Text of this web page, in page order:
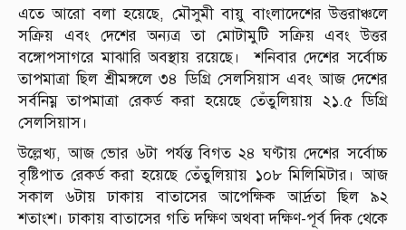
এতে আরো বলা হয়েছে, মৌসুমী বায়ু বাংলাদেশের উত্তরাঞ্চলে
সক্রিয় এবং দেশের অন্যত্র তা মোটামুটি সক্রিয় এবং উত্তর
বঙ্গোপসাগরে মাঝারি অবস্থায় রয়েছে। শনিবার দেশের সর্বোচ্চ
তাপমাত্রা ছিল শ্রীমঙ্গলে ৩৪ ডিগ্রি সেলসিয়াস এবং আজ দেশের
সর্বনিম্ন তাপমাত্রা রেকর্ড করা হয়েছে তেঁতুলিয়ায় ২১.৫ ডিগ্রি
সেলসিয়াস।
উল্লেখ্য, আজ ভোর ৬টা পর্যন্ত বিগত ২৪ ঘণ্টায় দেশের সর্বোচ্চ
বৃষ্টিপাত রেকর্ড করা হয়েছে তেঁতুলিয়ায় ১০৮ মিলিমিটার। আজ
সকাল ৬টায় ঢাকায় বাতাসের আপেক্ষিক আর্দ্রতা ছিল ৯২
শতাংশ। ঢাকায় বাতাসের গতি দক্ষিণ অথবা দক্ষিণ-পূর্ব দিক থেকে